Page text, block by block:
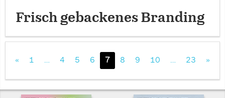
Frisch gebackenes Branding
« 1 4 5 6 7 8 9 10 23 »